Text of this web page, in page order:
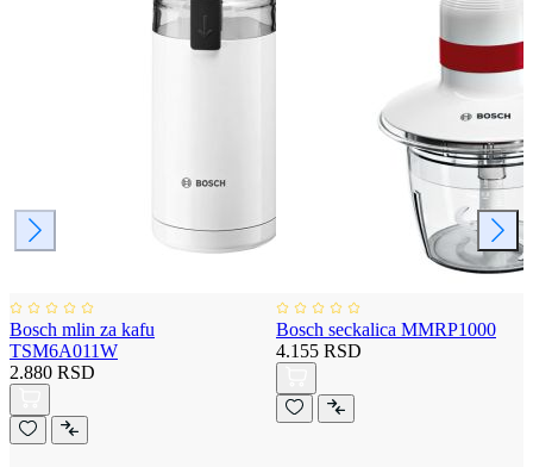
Bosch mlin za kafu
TSM6A011W
2.880 RSD
Bosch seckalica MMRP1000
4.155 RSD